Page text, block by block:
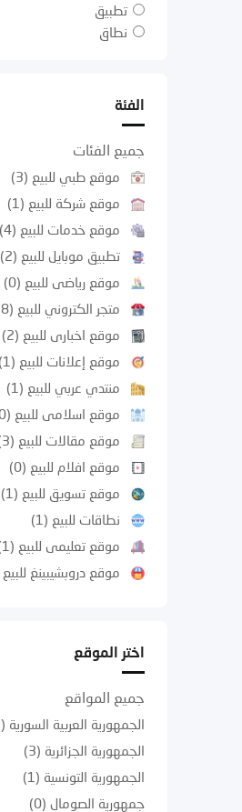
تطبيق
نطاق
الفئة
جميع الفئات
موقع طبي للبيع (3)
موقع شركة للبيع (1)
موقع خدمات للبيع (4)
تطبيق موبايل للبيع (2)
موقع رياضى للبيع (0)
متجر الكتروني للبيع (8)
موقع اخبارى للبيع (2)
موقع إعلانات للبيع (1)
منتدي عربي للبيع (1)
موقع اسلامى للبيع (0)
موقع مقالات للبيع (3)
موقع افلام للبيع (0)
موقع تسويق للبيع (1)
نطاقات للبيع (1)
موقع تعليمى للبيع (1)
موقع دروبشيبينغ للبيع
اختر الموقع
جميع المواقع
الجمهورية العربية السورية (1)
الجمهورية الجزائرية (3)
الجمهورية التونسية (1)
جمهورية الصومال (0)